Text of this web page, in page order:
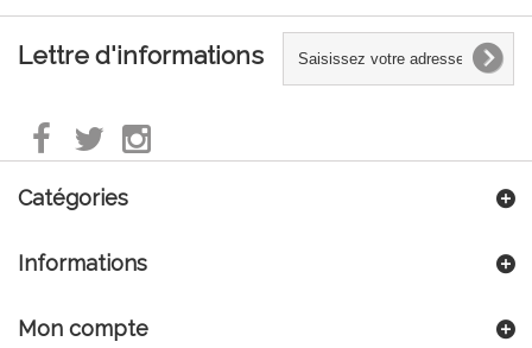
Lettre d'informations
Catégories
Informations
Mon compte